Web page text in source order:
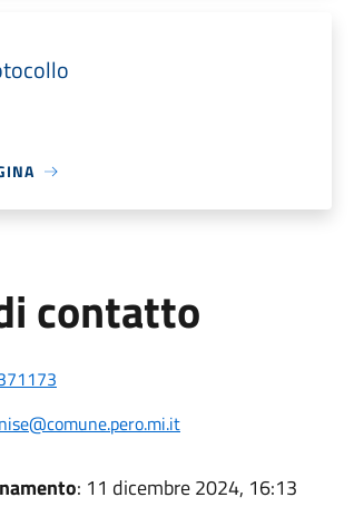
contatto
: 11 dicembre 2024, 16:13